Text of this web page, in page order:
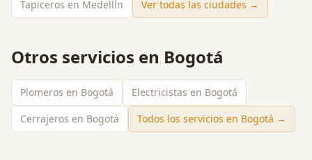
Tapiceros en Medellín
Ver todas las ciudades →
Otros servicios en Bogotá
Plomeros en Bogotá
Electricistas en Bogotá
Cerrajeros en Bogotá
Todos los servicios en Bogotá →